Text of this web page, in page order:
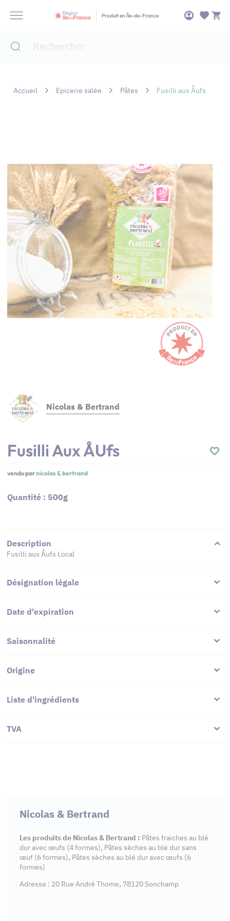
Produit en Île-de-France
Accueil Epicerie salée Pâtes Fusilli aux Åufs
Nicolas & Bertrand
Fusilli Aux Åufs
vendu parnicolas & bertrand
Quantité : 500g
Description
Fusilli aux Åufs Local
Désignation légale
Date d'expiration
Saisonnalité
Origine
Liste d'ingrédients
TVA
Nicolas & Bertrand
Les produits de Nicolas & Bertrand : Pâtes fraiches au blé
dur avec œufs (4 formes), Pâtes sèches au blé dur sans
œuf (6 formes), Pâtes sèches au blé dur avec œufs (6
formes)
Adresse : 20 Rue André Thome, 78120 Sonchamp